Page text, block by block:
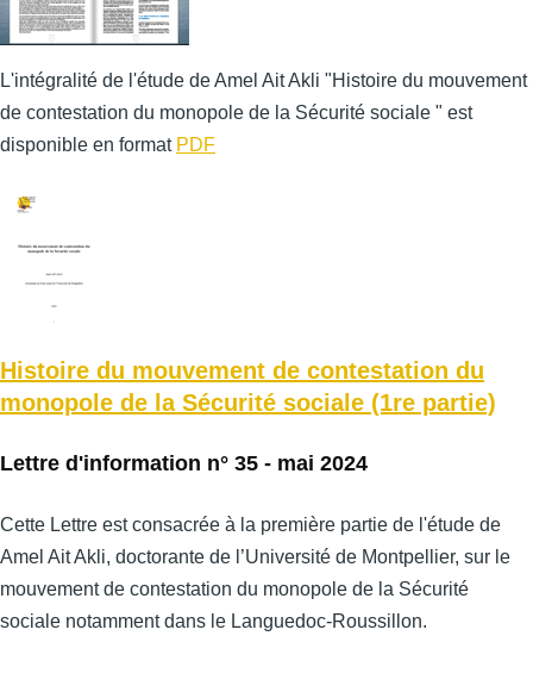
L'intégralité de l'étude de Amel Ait Akli "Histoire du mouvement
de contestation du monopole de la Sécurité sociale " est
disponible en format PDF
Histoire du mouvement de contestation du
monopole de la Sécurité sociale (1re partie)
Lettre d'information n° 35 - mai 2024
Cette Lettre est consacrée à la première partie de l'étude de
Amel Ait Akli, doctorante de l’Université de Montpellier, sur le
mouvement de contestation du monopole de la Sécurité
sociale notamment dans le Languedoc-Roussillon.